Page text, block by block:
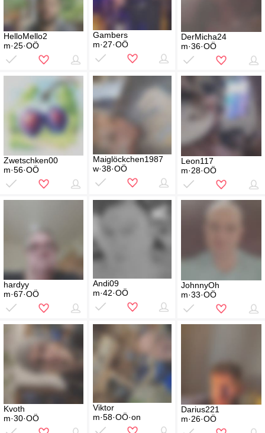
HelloMello2
m·25·OÖ
Gambers
m·27·OÖ
DerMicha24
m·36·OÖ
Zwetschken00
m·56·OÖ
Maiglöckchen1987
w·38·OÖ
Leon117
m·28·OÖ
hardyy
m·67·OÖ
Andi09
m·42·OÖ
JohnnyOh
m·33·OÖ
Kvoth
m·30·OÖ
Viktor
m·58·OÖ·on
Darius221
m·26·OÖ